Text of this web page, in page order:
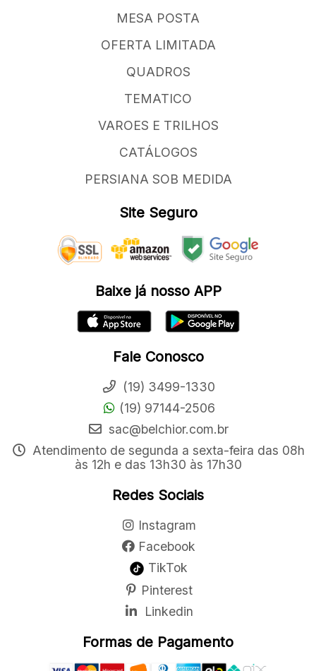
MESA POSTA
OFERTA LIMITADA
QUADROS
TEMATICO
VAROES E TRILHOS
CATÁLOGOS
PERSIANA SOB MEDIDA
Site Seguro
Baixe já nosso APP
Fale Conosco
(19) 3499-1330
(19) 97144-2506
sac@belchior.com.br
Atendimento de segunda a sexta-feira das 08h
às 12h e das 13h30 às 17h30
Redes Sociais
Instagram
Facebook
TikTok
Pinterest
Linkedin
Formas de Pagamento